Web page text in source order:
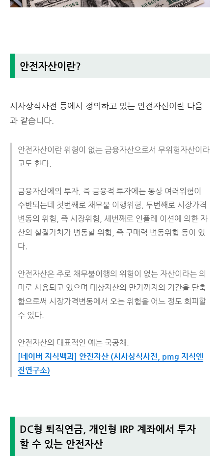
안전자산이란?
시사상식사전 등에서 정의하고 있는 안전자산이란 다음
과 같습니다.
안전자산이란 위험이 없는 금융자산으로서 무위험자산이라
고도 한다.
금융자산에의 투자, 즉 금융적 투자에는 통상 여러위험이
수반되는데 첫번째로 채무불 이행위험, 두번째로 시장가격
변동의 위험, 즉 시장위험, 세번째로 인플레 이션에 의한 자
산의 실질가치가 변동할 위험, 즉 구매력 변동위험 등이 있
다.
안전자산은 주로 채무불이행의 위험이 없는 자산이라는 의
미로 사용되고 있으며 대상자산의 만기까지의 기간을 단축
함으로써 시장가격변동에서 오는 위험을 어느 정도 회피할
수 있다.
안전자산의 대표적인 예는 국공채.
[네이버 지식백과] 안전자산 (시사상식사전, pmg 지식엔
진연구소)
DC형 퇴직연금, 개인형 IRP 계좌에서 투자
할 수 있는 안전자산